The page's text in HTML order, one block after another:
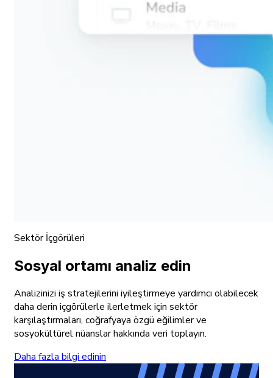
Sektör İçgörüleri
Sosyal ortamı analiz edin
Analizinizi iş stratejilerini iyileştirmeye yardımcı olabilecek
daha derin içgörülerle ilerletmek için sektör
karşılaştırmaları, coğrafyaya özgü eğilimler ve
sosyokültürel nüanslar hakkında veri toplayın.
Daha fazla bilgi edinin